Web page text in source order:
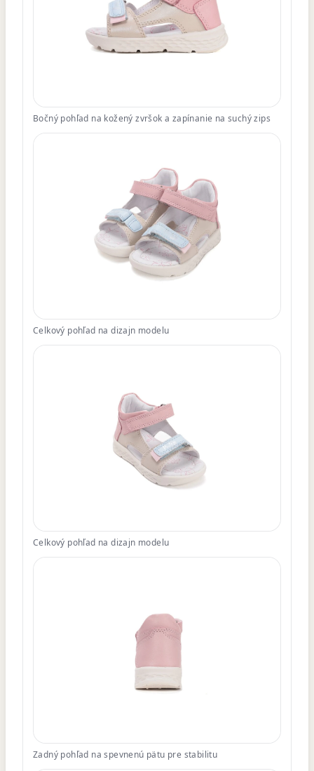
Bočný pohľad na kožený zvršok a zapínanie na suchý zips
Celkový pohľad na dizajn modelu
Celkový pohľad na dizajn modelu
Zadný pohľad na spevnenú pätu pre stabilitu